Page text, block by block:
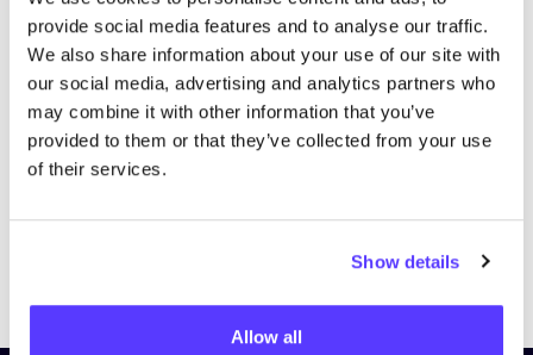
provide social media features and to analyse our traffic.
We also share information about your use of our site with
our social media, advertising and analytics partners who
may combine it with other information that you’ve
provided to them or that they’ve collected from your use
of their services.
Show details
Allow all
PreviousNext